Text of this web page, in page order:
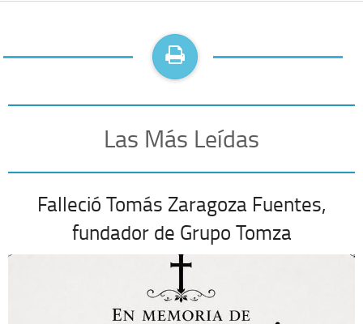
Las Más Leídas
Falleció Tomás Zaragoza Fuentes,
fundador de Grupo Tomza